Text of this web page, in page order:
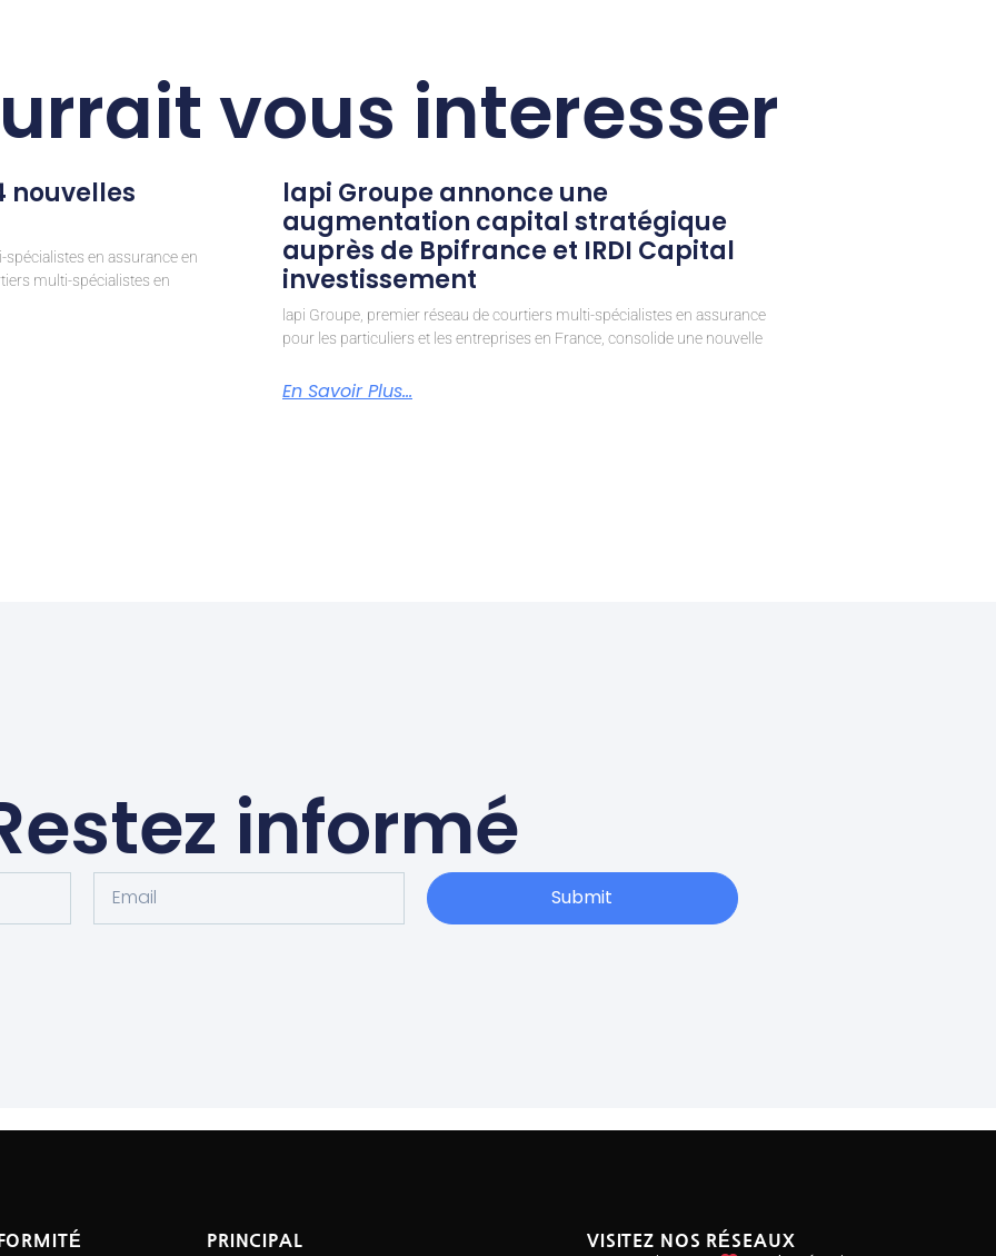
vous interesser
nouvelles
en assurance en
multi-spécialistes en
lapi Groupe annonce une
augmentation capital stratégique
auprès de Bpifrance et IRDI Capital
investissement
lapi Groupe, premier réseau de courtiers multi-spécialistes en assurance
pour les particuliers et les entreprises en France, consolide une nouvelle
En Savoir Plus...
informé
Submit
PRINCIPAL VISITEZ NOS RÉSEAUX